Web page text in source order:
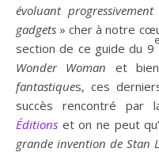
évoluant
gadgets » cher à notre
section de ce guide du 9
e
Wonder Woman et
fantastiques, ces
succès rencontré par
Éditions et on ne peut
grande invention de Stan